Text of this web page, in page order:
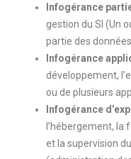
Infogérance
gestion du SI (Un
partie des
Infogérance
développement,
ou de plusieurs
Infogérance
l’hébergement, la
et la supervision